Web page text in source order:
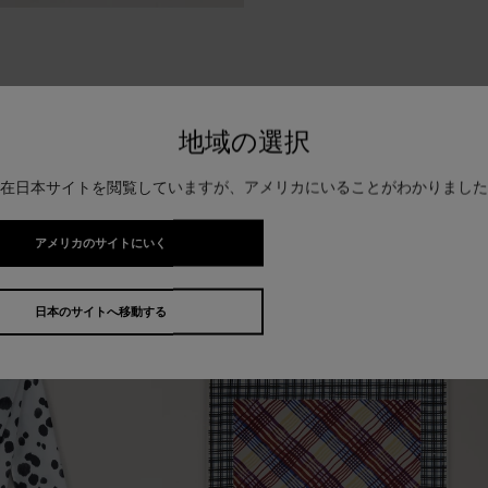
関連アイテム
地域の選択
日本サイトを閲覧していますが、アメリカにいることがわかりまし
アメリカのサイトにいく
日本のサイトへ移動する